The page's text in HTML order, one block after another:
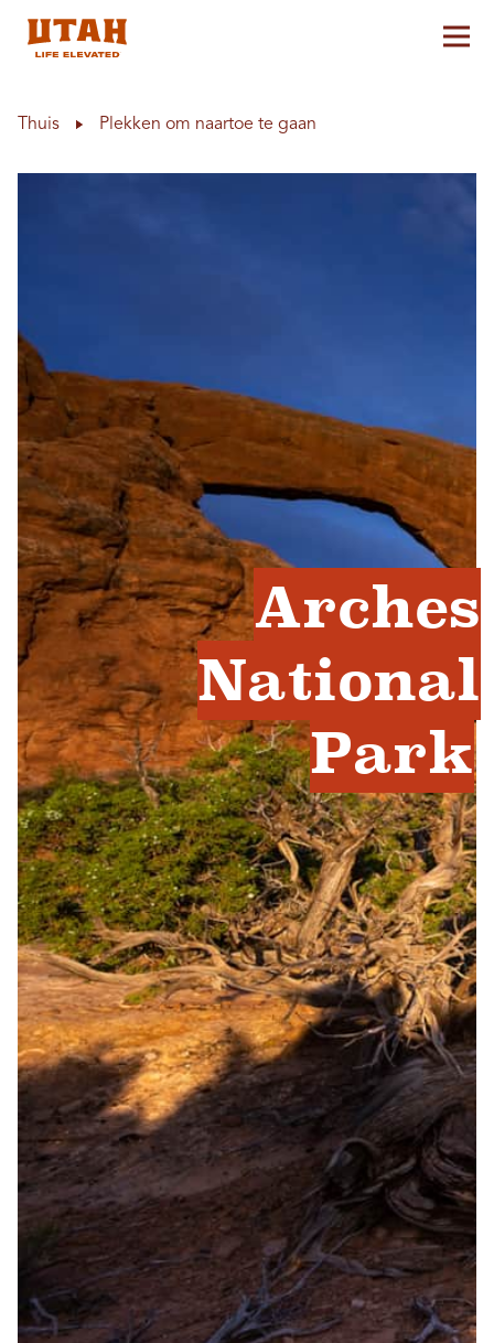
Thuis Plekken om naartoe te gaan
Arches
National
Park